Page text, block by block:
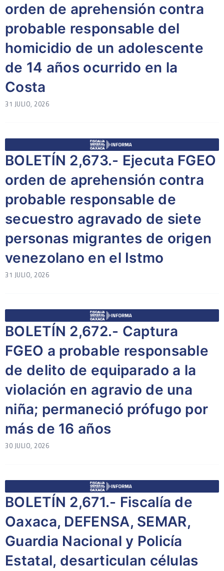
orden de aprehensión contra
probable responsable del
homicidio de un adolescente
de 14 años ocurrido en la
Costa
31 JULIO, 2026
BOLETÍN 2,673.- Ejecuta FGEO
orden de aprehensión contra
probable responsable de
secuestro agravado de siete
personas migrantes de origen
venezolano en el Istmo
31 JULIO, 2026
BOLETÍN 2,672.- Captura
FGEO a probable responsable
de delito de equiparado a la
violación en agravio de una
niña; permaneció prófugo por
más de 16 años
30 JULIO, 2026
BOLETÍN 2,671.- Fiscalía de
Oaxaca, DEFENSA, SEMAR,
Guardia Nacional y Policía
Estatal, desarticulan células